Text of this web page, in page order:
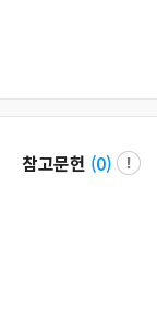
참고문헌 (0)